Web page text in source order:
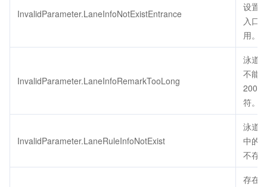
InvalidParameter.LaneInfoNotExistEntrance
设置
入口
用。
InvalidParameter.LaneInfoRemarkTooLong
泳道
不能
200
符。
InvalidParameter.LaneRuleInfoNotExist
泳道
中的
不存
存在